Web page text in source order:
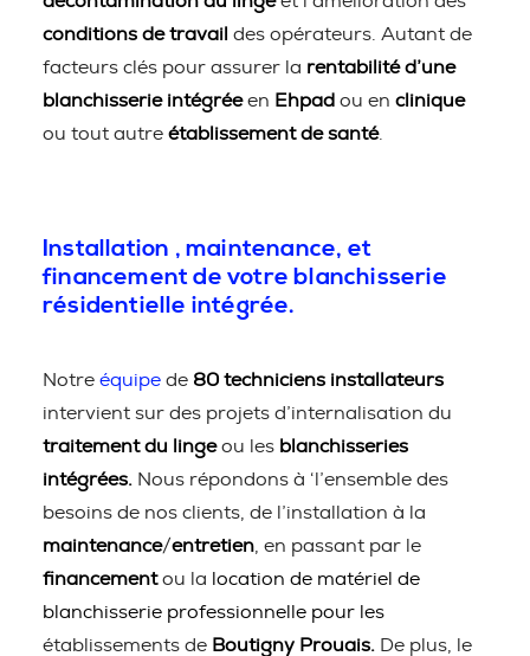
conditions de travail des opérateurs. Autant de
facteurs clés pour assurer la rentabilité d’une
blanchisserie intégréeen Ehpad ou en clinique
ou tout autre établissement de santé.
Installation , maintenance, et
financement de votre blanchisserie
résidentielle intégrée.
Notre équipe de 80 techniciens installateurs
intervient sur des projets d’internalisation du
traitement du lingeou les blanchisseries
intégrées. Nous répondons à ‘l’ensemble des
besoins de nos clients, de l’installation à la
maintenance/entretien , en passant par le
financementou la location de matériel de
blanchisserie professionnelle pour les
établissements de Boutigny Prouais. De plus, le